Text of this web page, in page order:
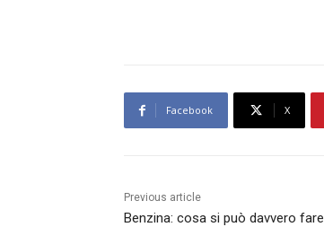
Facebook X
Previous article
Benzina: cosa si può davvero fare